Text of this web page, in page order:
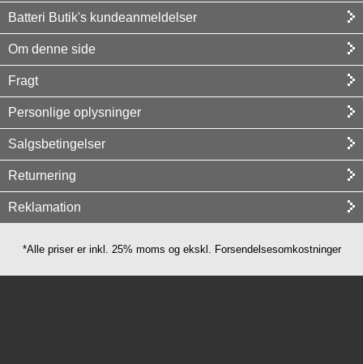
Batteri Butik's kundeanmeldelser
Om denne side
Fragt
Personlige oplysninger
Salgsbetingelser
Returnering
Reklamation
*Alle priser er inkl. 25% moms og ekskl. Forsendelsesomkostninger